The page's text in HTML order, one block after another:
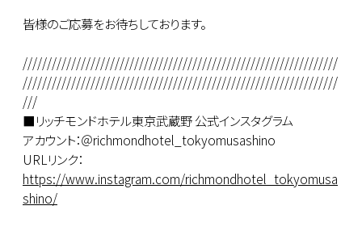
皆様のご応募をお待ちしております。
/////////////////////////////////////////////////////////////////
/////////////////////////////////////////////////////////////////
///
■リッチモンドホテル東京武蔵野 公式インスタグラム
アカウント：＠richmondhotel_tokyomusashino
URLリンク：
https://www.instagram.com/richmondhotel_tokyomusa
shino/